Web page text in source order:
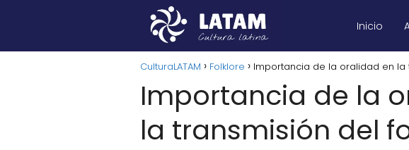
Inicio
CulturaLATAM Folklore Importancia de la oralidad en la
Importancia de la
la transmisión del